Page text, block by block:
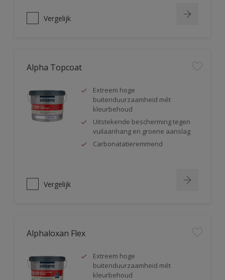
Vergelijk
Alpha Topcoat
Extreem hoge
buitenduurzaamheid mét
kleurbehoud
Uitstekende bescherming tegen
vuilaanhang en groene aanslag
Carbonatatieremmend
Vergelijk
Alphaloxan Flex
Extreem hoge
buitenduurzaamheid mét
kleurbehoud